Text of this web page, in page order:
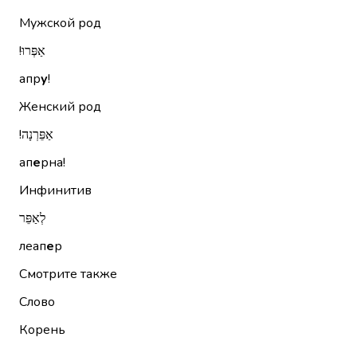
Мужской род
אַפְּרוּ!‏
апру!
Женский род
אַפֵּרְנָה!‏
аперна!
Инфинитив
לְאַפֵּר
леапер
Смотрите также
Слово
Корень